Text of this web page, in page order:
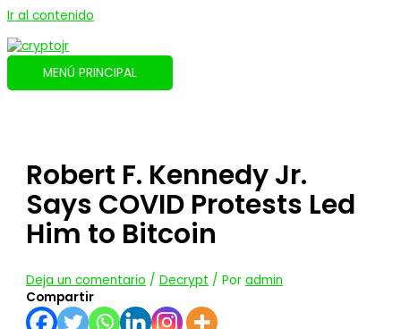
Ir al contenido
MENÚ PRINCIPAL
Robert F. Kennedy Jr.
Says COVID Protests Led
Him to Bitcoin
Deja un comentario /Decrypt / Poradmin
Compartir